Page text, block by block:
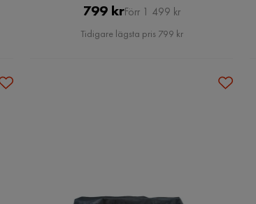
Pris
799 kr Original
Pris
Förr 1 499 kr
Tidigare lägsta pris 799 kr